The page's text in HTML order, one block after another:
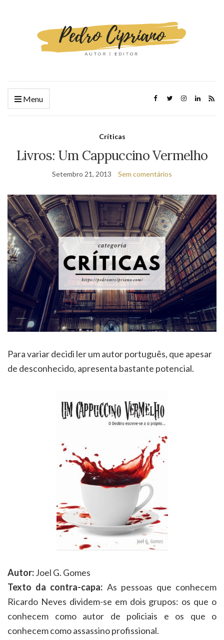
Menu
Críticas
Livros: Um Cappuccino Vermelho
Setembro 21, 2013 Sem comentários
Para variar decidi ler um autor português, que apesar
de desconhecido, apresenta bastante potencial.
Autor:Joel G. Gomes
Texto da contra-capa: As pessoas que conhecem
Ricardo Neves dividem-se em dois grupos: os que o
conhecem como autor de policiais e os que o
conhecem como assassino profissional.